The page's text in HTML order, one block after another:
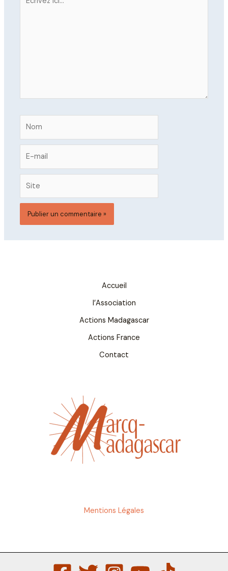
ici…
mail
Accueil
l’Association
Actions Madagascar
Actions France
Contact
Mentions Légales